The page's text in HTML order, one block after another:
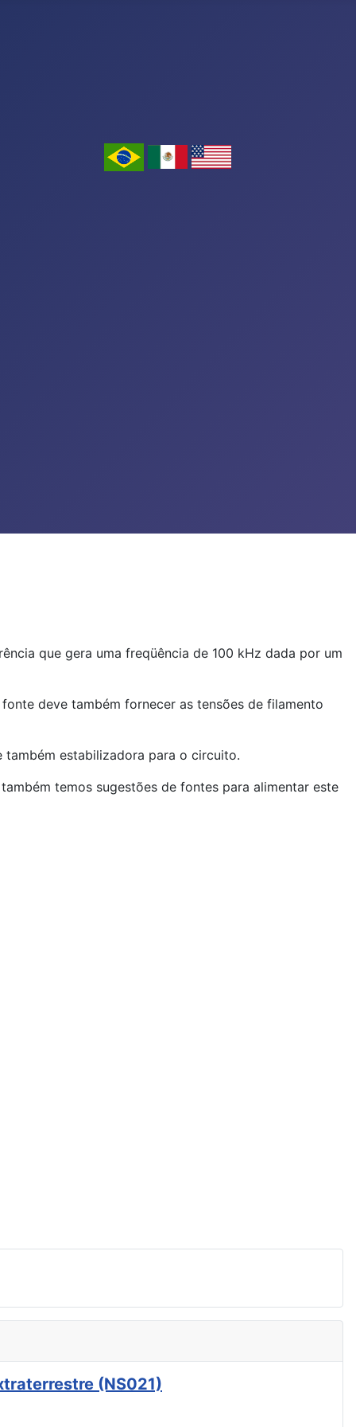
que gera uma freqüência de 100 kHz dada por um
deve também fornecer as tensões de filamento
também estabilizadora para o circuito.
temos sugestões de fontes para alimentar este
(NS021)